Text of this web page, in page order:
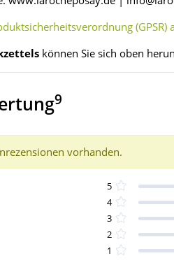
(GPSR)
können Sie sich oben
9
vorhanden.
5
4
3
2
1